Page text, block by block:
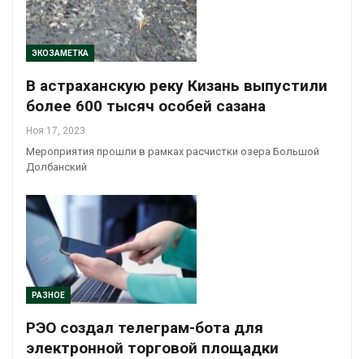
ЭКОЗАМЕТКА
В астраханскую реку Кизань выпустили
более 600 тысяч особей сазана
Ноя 17, 2023
Мероприятия прошли в рамках расчистки озера Большой
Долбанский
РАЗНОЕ
РЭО создал телеграм-бота для
электронной торговой площадки